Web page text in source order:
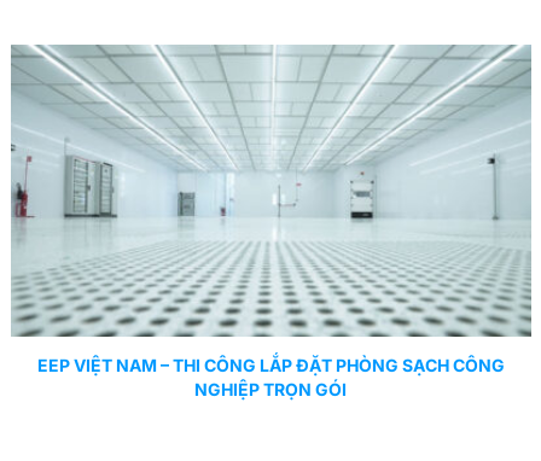
EEP VIỆT NAM – THI CÔNG LẮP ĐẶT PHÒNG SẠCH CÔNG
NGHIỆP TRỌN GÓI